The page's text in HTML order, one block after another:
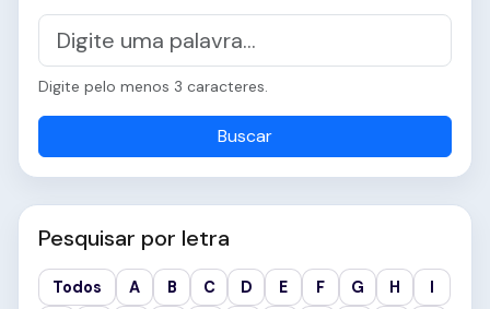
Digite pelo menos 3 caracteres.
Buscar
Pesquisar por letra
Todos A B C D E F G H
I